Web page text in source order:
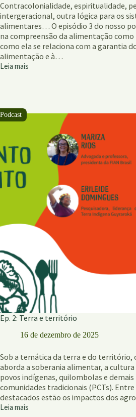
Contracolonialidade, espiritualidade,
intergeracional, outra lógica para os
alimentares… O episódio 3 do nosso
na compreensão da alimentação como
como ela se relaciona com a garantia
alimentação e à…
Leia mais
Ep.
como
bem
Ep. 2: Terra e território
16 de dezembro de 2025
Sob a temática da terra e do território,
aborda a soberania alimentar, a cultura
povos indígenas, quilombolas e demais
comunidades tradicionais (PCTs).
destacados estão os impactos dos
Leia mais
Ep.